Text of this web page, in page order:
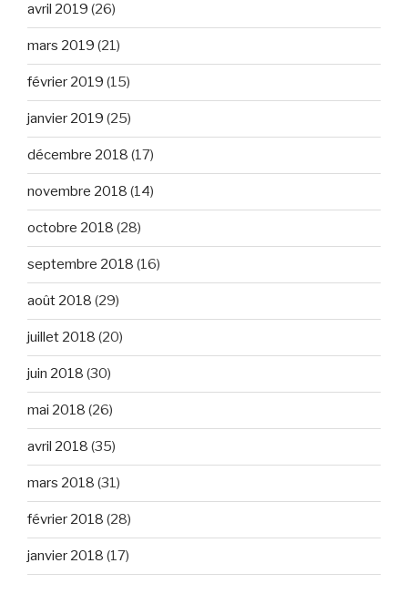
avril 2019 (26)
mars 2019 (21)
février 2019 (15)
janvier 2019 (25)
décembre 2018 (17)
novembre 2018 (14)
octobre 2018 (28)
septembre 2018 (16)
août 2018 (29)
juillet 2018 (20)
juin 2018 (30)
mai 2018 (26)
avril 2018 (35)
mars 2018 (31)
février 2018 (28)
janvier 2018 (17)